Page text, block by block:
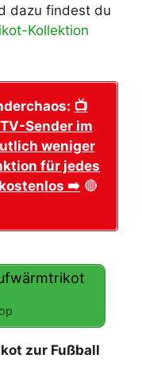
dazu findest du
Kollektion
📺
Sender im
weniger
für jedes
➡️ 🔴
zur Fußball